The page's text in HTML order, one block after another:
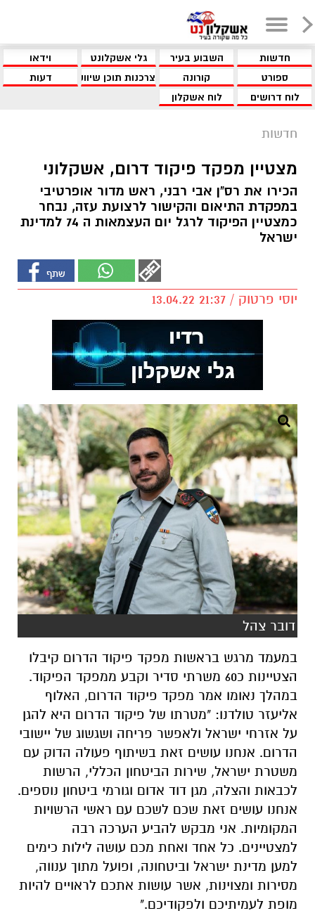
חדשות השבוע בעיר גלי אשקלונט
וידאו
ספורט
קורונה צרכנות תוכן שיווקי
דעות
לוח דרושים
לוח אשקלון
חדשות
מצטיין מפקד פיקוד דרום, אשקלוני
הכירו את רס"ן אבי רבני, ראש מדור אופרטיבי
במפקדת התיאום והקישור לרצועת עזה, נבחר
כמצטיין הפיקוד לרגל יום העצמאות ה 74 למדינת
ישראל
יוסי פרטוק / 21:37 13.04.22
דובר צהל
במעמד מרגש בראשות מפקד פיקוד הדרום קיבלו
הצטיינות כ60 משרתי סדיר וקבע ממפקד הפיקוד.
במהלך נאומו אמר מפקד פיקוד הדרום, האלוף
אליעזר טולדנו: "מטרתו של פיקוד הדרום היא להגן
על אזרחי ישראל ולאפשר פריחה ושגשוג של יישובי
הדרום. אנחנו עושים זאת בשיתוף פעולה הדוק עם
משטרת ישראל, שירות הביטחון הכללי, הרשות
לכבאות והצלה, מגן דוד אדום וגורמי ביטחון נוספים.
אנחנו עושים זאת שכם לשכם עם ראשי הרשויות
המקומיות. אני מבקש להביע הערכה רבה
למצטיינים. כל אחד ואחת מכם עושה לילות כימים
למען מדינת ישראל וביטחונה, ופועל מתוך ענווה,
מסירות ומצוינות, אשר עושות אתכם לראויים להיות
מופת לעמיתיכם ולפקודיכם."